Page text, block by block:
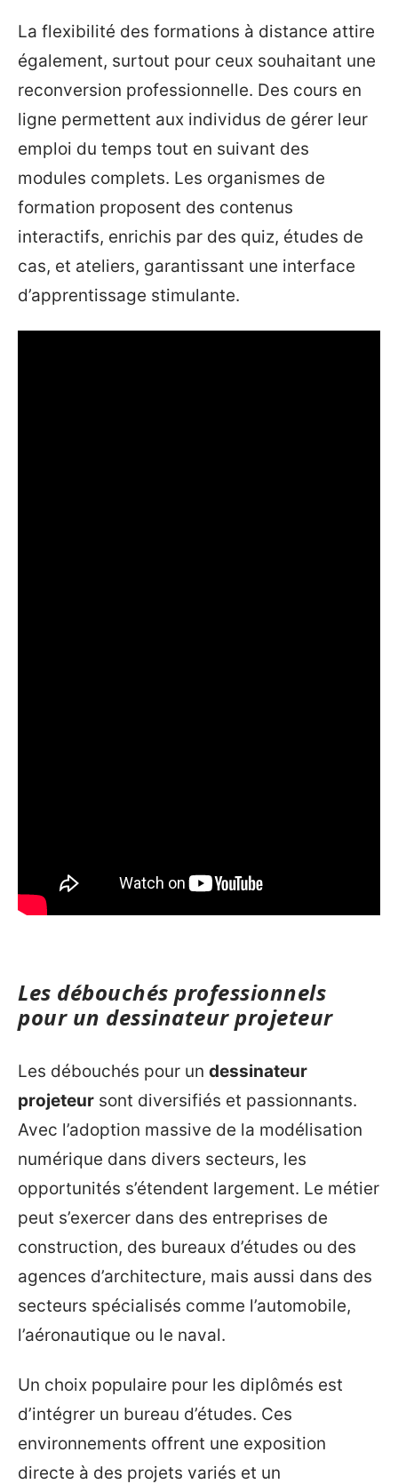
La flexibilité des formations à distance attire
également, surtout pour ceux souhaitant une
reconversion professionnelle. Des cours en
ligne permettent aux individus de gérer leur
emploi du temps tout en suivant des
modules complets. Les organismes de
formation proposent des contenus
interactifs, enrichis par des quiz, études de
cas, et ateliers, garantissant une interface
d’apprentissage stimulante.
Les débouchés professionnels
pour un dessinateur projeteur
Les débouchés pour un dessinateur
projeteur sont diversifiés et passionnants.
Avec l’adoption massive de la modélisation
numérique dans divers secteurs, les
opportunités s’étendent largement. Le métier
peut s’exercer dans des entreprises de
construction, des bureaux d’études ou des
agences d’architecture, mais aussi dans des
secteurs spécialisés comme l’automobile,
l’aéronautique ou le naval.
Un choix populaire pour les diplômés est
d’intégrer un bureau d’études. Ces
environnements offrent une exposition
directe à des projets variés et un